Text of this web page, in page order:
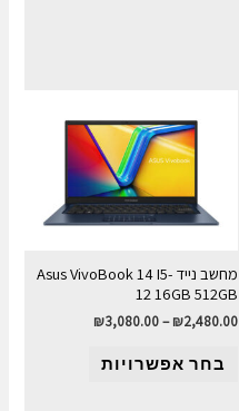
מחשב נייד Asus VivoBook 14 I5-
12 16GB 512GB
₪2,480.00
–
₪3,080.00
בחר אפשרויות